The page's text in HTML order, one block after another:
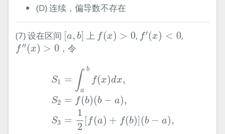
(D) 连续，偏导数不存在
(7) 设在区间 [a, b]
[a b] 上 f (x) > 0
f(x)> 0 , f′(x) < 0
f′(x)< ,
f′′ (x) > 0
f″(x)>0 ，令
S1 = ∫ b
a
f(x)dx,
S2 = f(b)(b − a),
S3 =
1
2
[ f(a) + f(b)] (b − a),
f(x